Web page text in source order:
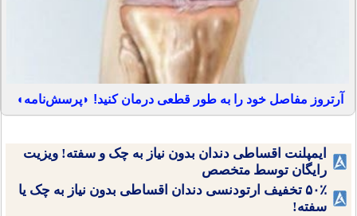
آرتروز مفاصل خود را به طور قطعی درمان کنید! ◗پرسش‌نامه◖
ایمپلنت اقساطی دندان بدون نیاز به چک و سفته! ویزیت
رایگان توسط متخصص
۵۰٪ تخفیف ارتودنسی دندان اقساطی بدون نیاز به چک یا
سفته!